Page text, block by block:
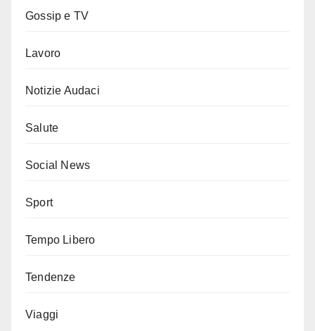
Gossip e TV
Lavoro
Notizie Audaci
Salute
Social News
Sport
Tempo Libero
Tendenze
Viaggi